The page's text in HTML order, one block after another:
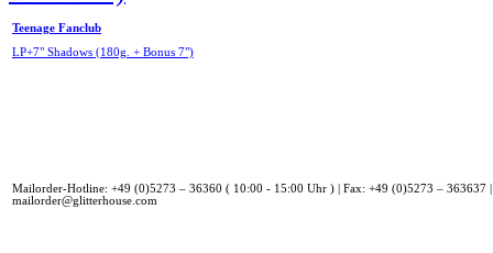
Teenage Fanclub
LP+7" Shadows (180g. + Bonus 7")
Mailorder-Hotline: +49 (0)5273 – 36360 ( 10:00 - 15:00 Uhr ) | Fax: +49 (0)5273 – 363637
mailorder@glitterhouse.com